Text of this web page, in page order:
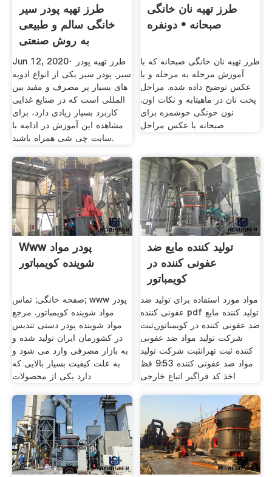
طرز تهیه پودر سیر
خانگی سالم و طبیعی
به روش صنعتی
Jun 12, 2020· طرز تهیه پودر
سیر. پودر سیر یکی از انواع ادویه
های بسیار پر مصرف و مفید بین
المللی است که در صنایع غذایی
کاربرد بسیار زیادی دارد، برای
مشاهده این آموزش در ادامه با
سایت چی شی همراه باشید.
طرز تهیه نان خانگی
صبحانه • دونفره
طرز تهیه نان خانگی صبحانه که با
آموزش مرحله به مرحله و با
عکس توضیح داده شده. مراحل
پخت نان در ماهیتابه و نکات اون.
نون خونگی خوشمزه برای
صبحانه با عکس مراحل
Www پودر مواد
شوینده کویمباتور
صفحه خانگی; تماس; www پودر
مواد شوینده کویمباتور. مرجع
مواد شوینده پودر دستی تندیس
در کشورمان ایران تولید شده و
به بازار مصرفی وارد می شود و
به علت کیفیت بسیار بالایی که
دارد یکی از محصولات
تولید کننده مایع ضد
عفونی کننده در
کویمباتور
مواد مورد استفاده برای تولید ضد
عفونی کننده pdf تولید کننده مایع
ضد عفونی کننده در کویمباتور,ثبت
شرکت تولید مواد ضد عفونی
کننده ثبت تهرانثبت شرکت تولید
مواد ضد عفونی کننده 9:53 قظ
اخذ کد فراگیر اتباع خارجی